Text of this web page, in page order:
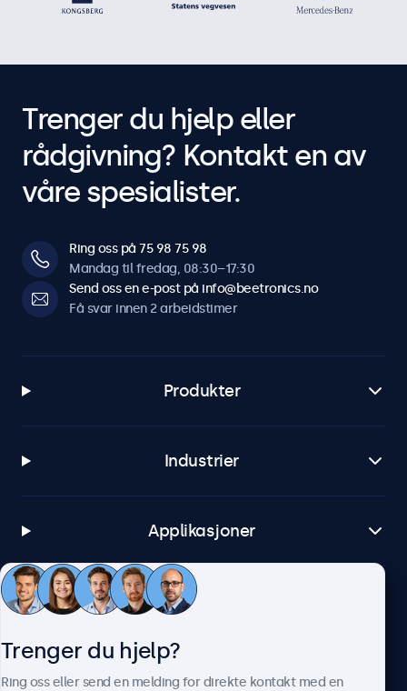
Trenger du hjelp eller
rådgivning? Kontakt en av
våre spesialister.
Ring oss på 75 98 75 98
Mandag til fredag, 08:30–17:30
Send oss en e-post på info@beetronics.no
Få svar innen 2 arbeidstimer
Produkter
Industrier
Applikasjoner
Kundeservice
Trenger du hjelp?
Ring oss eller send en melding for direkte kontakt med en